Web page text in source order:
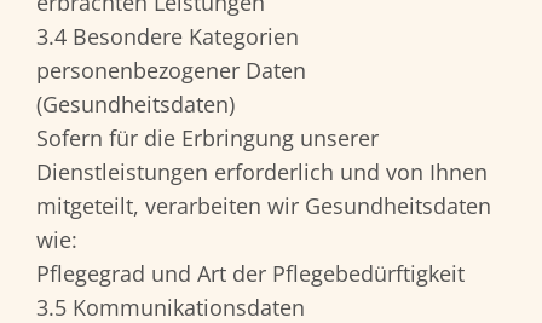
3.4 Besondere Kategorien
personenbezogener Daten
(Gesundheitsdaten)
Sofern für die Erbringung unserer
Dienstleistungen erforderlich und von Ihnen
mitgeteilt, verarbeiten wir Gesundheitsdaten
wie:
Pflegegrad und Art der Pflegebedürftigkeit
3.5 Kommunikationsdaten